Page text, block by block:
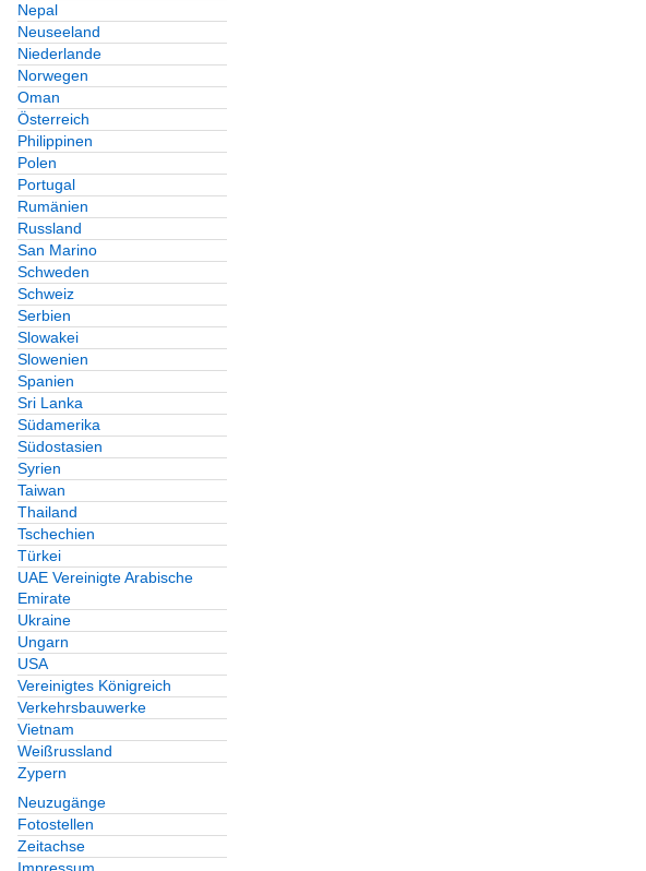
Nepal
Neuseeland
Niederlande
Norwegen
Oman
Österreich
Philippinen
Polen
Portugal
Rumänien
Russland
San Marino
Schweden
Schweiz
Serbien
Slowakei
Slowenien
Spanien
Sri Lanka
Südamerika
Südostasien
Syrien
Taiwan
Thailand
Tschechien
Türkei
UAE Vereinigte Arabische
Emirate
Ukraine
Ungarn
USA
Vereinigtes Königreich
Verkehrsbauwerke
Vietnam
Weißrussland
Zypern
Neuzugänge
Fotostellen
Zeitachse